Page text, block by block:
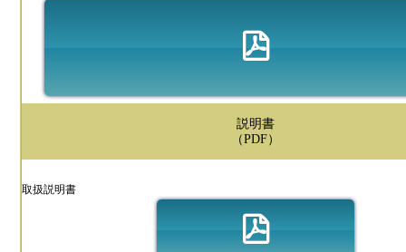
説明書
（PDF）
取扱説明書